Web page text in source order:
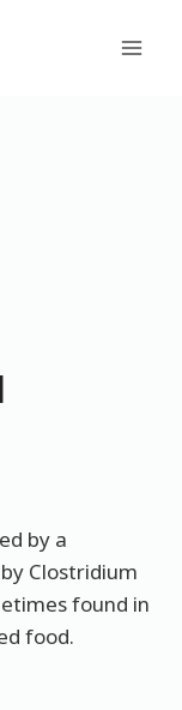
by a
Clostridium
found in
food.